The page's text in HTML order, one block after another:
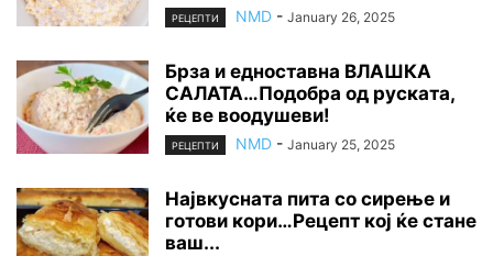
РЕЦЕПТИ NMD - January 26, 2025
Брза и едноставна ВЛАШКА
САЛАТА…Подобра од руската,
ќе ве воодушеви!
РЕЦЕПТИ NMD - January 25, 2025
Највкусната пита со сирење и
готови кори…Рецепт кој ќе стане
ваш...